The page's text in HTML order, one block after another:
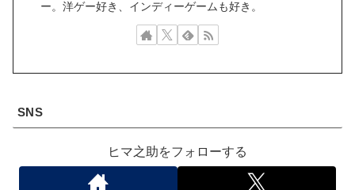
ー。洋ゲー好き、インディーゲームも好き。
SNS
ヒマ之助をフォローする